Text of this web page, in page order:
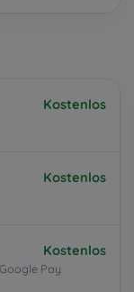
Kostenlos
Kostenlos
Kostenlos
Pay